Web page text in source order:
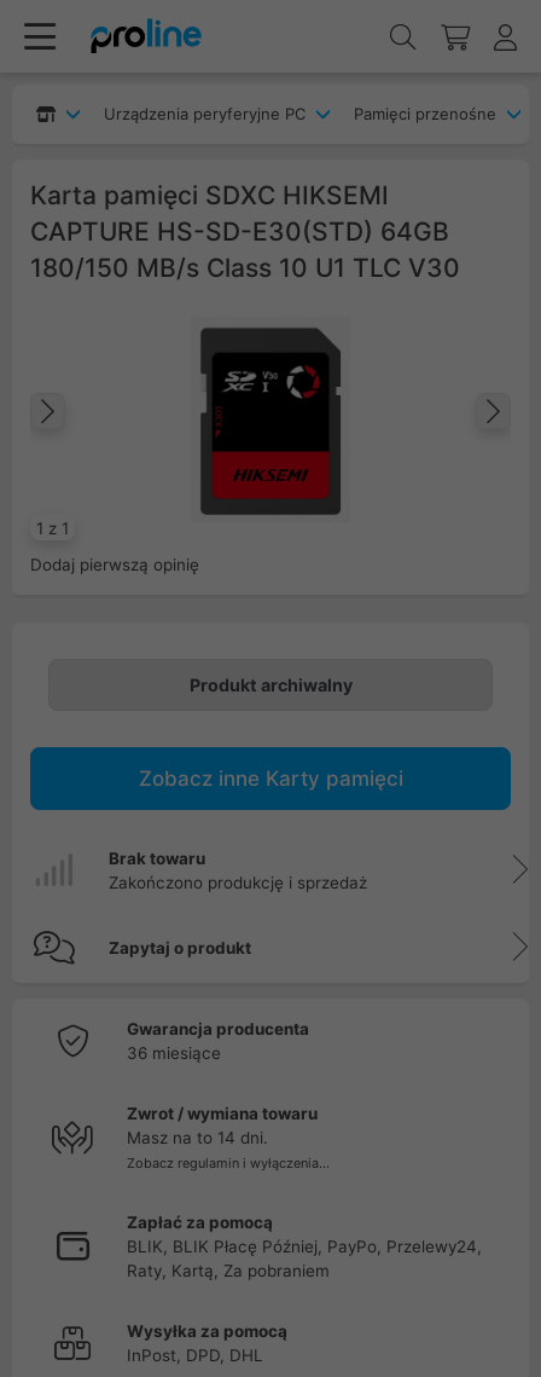
Urządzenia peryferyjne PC Pamięci przenośne
Karta pamięci SDXC HIKSEMI
CAPTURE HS-SD-E30(STD) 64GB
180/150 MB/s Class 10 U1 TLC V30
1 z 1
Poprzedni
Dodaj pierwszą opinię
Produkt archiwalny
Zobacz inne Karty pamięci
Brak towaru
Zakończono produkcję i sprzedaż
Zapytaj o produkt
Gwarancja producenta
36 miesiące
Zwrot / wymiana towaru
Masz na to 14 dni.
Zobacz regulamin i wyłączenia...
Zapłać za pomocą
BLIK, BLIK Płacę Później, PayPo, Przelewy24,
Raty, Kartą, Za pobraniem
Wysyłka za pomocą
InPost, DPD, DHL